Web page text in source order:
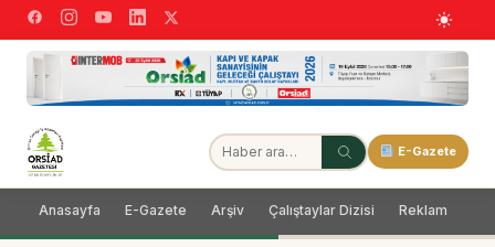
E-Gazete
Anasayfa E-Gazete Arşiv Çalıştaylar Dizisi Reklam